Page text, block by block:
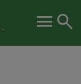
-
menu search